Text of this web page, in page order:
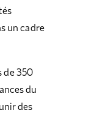
un cadre
de 350
du
des